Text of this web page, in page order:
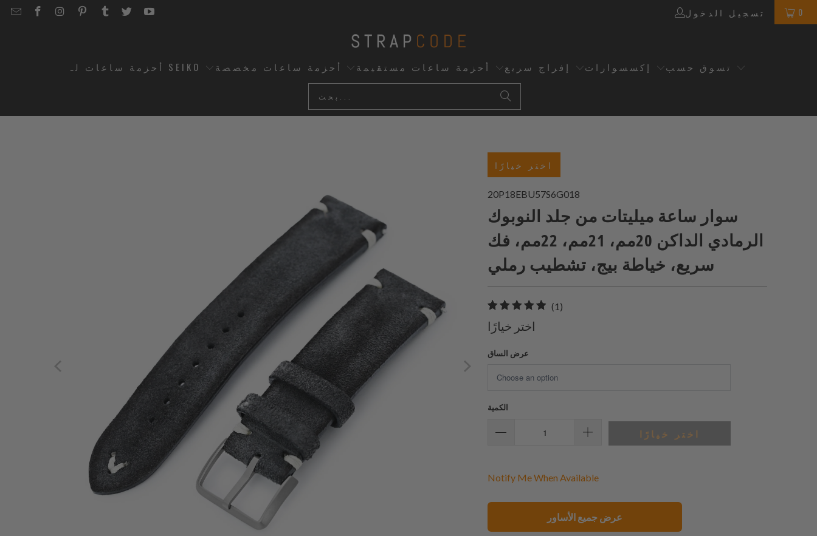
EMAILSTRAPCODE
STRAPCODE
STRAPCODE
STRAPCODE
STRAPCODE
TWITTER
STRAPCODE
YOUTUBE
تسجيل الدخول 0
أحزمة ساعات لـ SEIKO أحزمة ساعات مخصصة أحزمة ساعات مستقيمة إفراج سريع إكسسوارات تسوق حسب
اختر خيارًا
20P18EBU57S6G018
سوار ساعة ميليتات من جلد النوبوك
الرمادي الداكن 20مم، 21مم، 22مم، فك
سريع، خياطة بيج، تشطيب رملي
(1)
اختر خيارًا
عرض الساق
الكمية
اختر خيارًا
Notify Me When Available
عرض جميع الأساور